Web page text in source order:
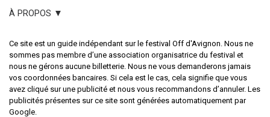
À PROPOS ▼
Ce site est un guide indépendant sur le festival Off d'Avignon. Nous ne
sommes pas membre d’une association organisatrice du festival et
nous ne gérons aucune billetterie. Nous ne vous demanderons jamais
vos coordonnées bancaires. Si cela est le cas, cela signifie que vous
avez cliqué sur une publicité et nous vous recommandons d’annuler. Les
publicités présentes sur ce site sont générées automatiquement par
Google.